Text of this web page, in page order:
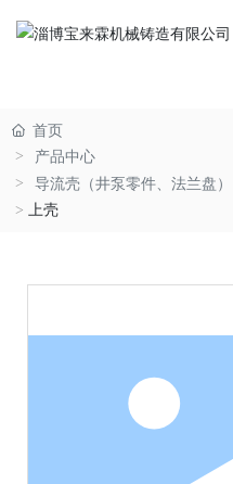
首页
产品中心
导流壳（井泵零件、法兰盘）
上壳